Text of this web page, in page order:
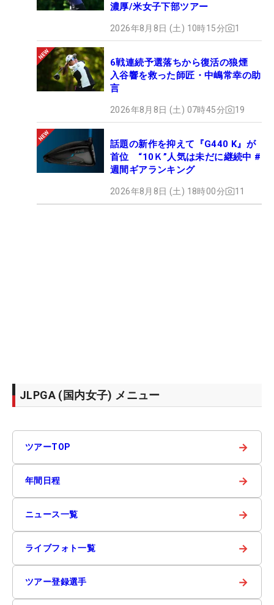
濃厚/米女子下部ツアー
2026年8月8日 (土) 10時15分 1
6戦連続予選落ちから復活の狼煙
入谷響を救った師匠・中嶋常幸の助
言
2026年8月8日 (土) 07時45分 19
話題の新作を抑えて『G440 K』が
首位 “10Ｋ”人気は未だに継続中 #
週間ギアランキング
2026年8月8日 (土) 18時00分 11
JLPGA (国内女子) メニュー
ツアーTOP →
年間日程 →
ニュース一覧 →
ライブフォト一覧 →
ツアー登録選手 →